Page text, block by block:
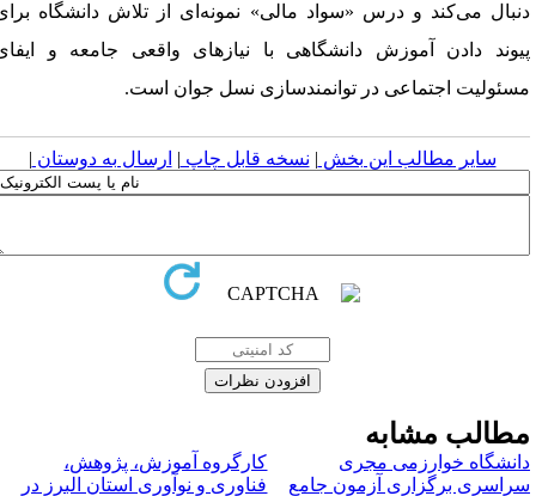
می‌کند و درس «سواد مالی» نمونه‌ای از تلاش دانشگاه برای
دادن آموزش دانشگاهی با نیازهای واقعی جامعه و ایفای
اجتماعی در توانمندسازی نسل جوان است.
سایر مطالب این بخش | نسخه قابل چاپ| ارسال به دوستان|
مشابه
خوارزمی مجری
برگزاری آزمون جامع
کارگروه آموزش، پژوهش،
فناوری و نوآوری استان البرز در